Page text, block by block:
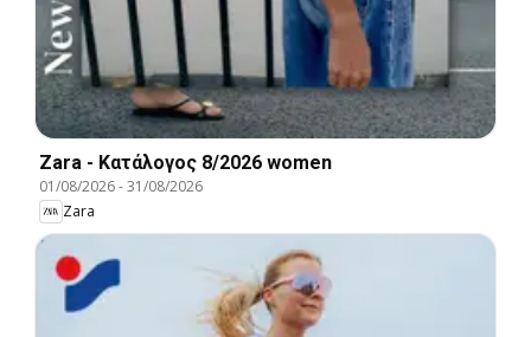
Zara - Kατάλογος 8/2026 women
01/08/2026-31/08/2026
Zara